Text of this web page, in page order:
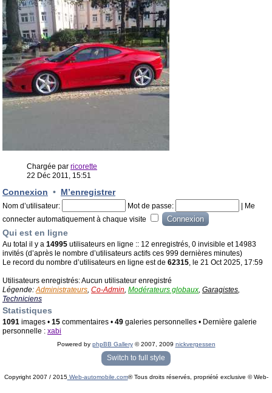
Chargée par ricorette
22 Déc 2011, 15:51
Connexion • M’enregistrer
Nom d’utilisateur: Mot de passe:
Me
connecter automatiquement à chaque visite
Qui est en ligne
Au total il y a 14995 utilisateurs en ligne :: 12 enregistrés, 0 invisible et 14983
invités (d’après le nombre d’utilisateurs actifs ces 999 dernières minutes)
Le record du nombre d’utilisateurs en ligne est de 62315, le 21 Oct 2025, 17:59
Utilisateurs enregistrés: Aucun utilisateur enregistré
Légende:Administrateurs, Co-Admin, Modérateurs globaux, Garagistes,
Techniciens
Statistiques
1091 images • 15 commentaires • 49 galeries personnelles • Dernière galerie
personnelle : xabi
Powered by phpBB Gallery© 2007, 2009 nickvergessen
« phpBB Gallery » - Traduction française par
darky
Switch to full style
Copyright 2007 / 2015Web-automobile.com® Tous droits réservés, propriété exclusive © Web-